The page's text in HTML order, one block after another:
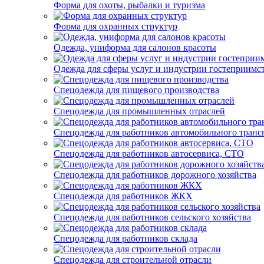
Форма для охоты, рыбалки и туризма
Форма для охранных структур
Одежда, униформа для салонов красоты
Одежда для сферы услуг и индустрии
Спецодежда для пищевого производства
Спецодежда для промышленных отраслей
Спецодежда для работников автомобильного
Спецодежда для работников автосервиса, СТО
Спецодежда для работников дорожного хозяйства
Спецодежда для работников ЖКХ
Спецодежда для работников сельского хозяйства
Спецодежда для работников склада
Спецодежда для строительной отрасли